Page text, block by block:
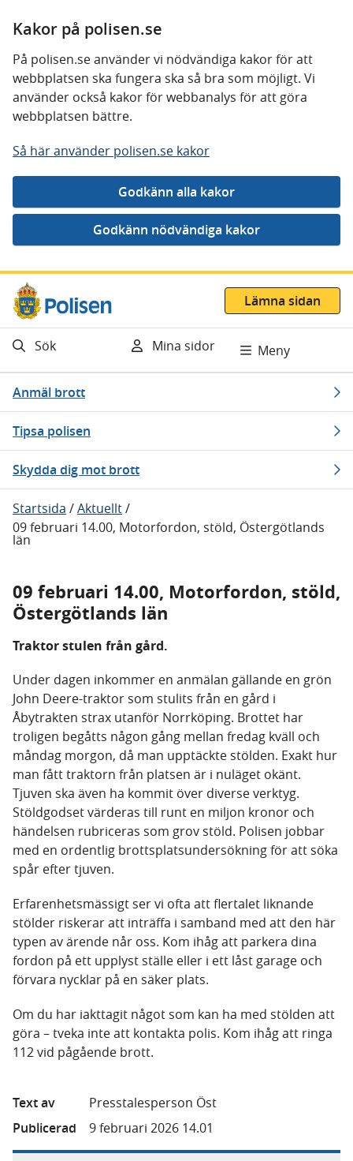
Kakor på polisen.se
På polisen.se använder vi nödvändiga kakor för att
webbplatsen ska fungera ska så bra som möjligt. Vi
använder också kakor för webbanalys för att göra
webbplatsen bättre.
Så här använder polisen.se kakor
Gå direkt till innehåll
Lämna sidan
Sök Mina sidor Meny
Anmäl brott
Tipsa polisen
Skydda dig mot brott
Startsida /Aktuellt/
09 februari 14.00, Motorfordon, stöld, Östergötlands
län
09 februari 14.00, Motorfordon, stöld,
Östergötlands län
Traktor stulen från gård.
Under dagen inkommer en anmälan gällande en grön
John Deere-traktor som stulits från en gård i
Åbytrakten strax utanför Norrköping. Brottet har
troligen begåtts någon gång mellan fredag kväll och
måndag morgon, då man upptäckte stölden. Exakt hur
man fått traktorn från platsen är i nuläget okänt.
Tjuven ska även ha kommit över diverse verktyg.
Stöldgodset värderas till runt en miljon kronor och
händelsen rubriceras som grov stöld. Polisen jobbar
med en ordentlig brottsplatsundersökning för att söka
spår efter tjuven.
Erfarenhetsmässigt ser vi ofta att flertalet liknande
stölder riskerar att inträffa i samband med att den här
typen av ärende når oss. Kom ihåg att parkera dina
fordon på ett upplyst ställe eller i ett låst garage och
förvara nycklar på en säker plats.
Om du har iakttagit något som kan ha med stölden att
göra – tveka inte att kontakta polis. Kom ihåg att ringa
112 vid pågående brott.
Text av
Presstalesperson Öst
Publicerad
9 februari 2026 14.01